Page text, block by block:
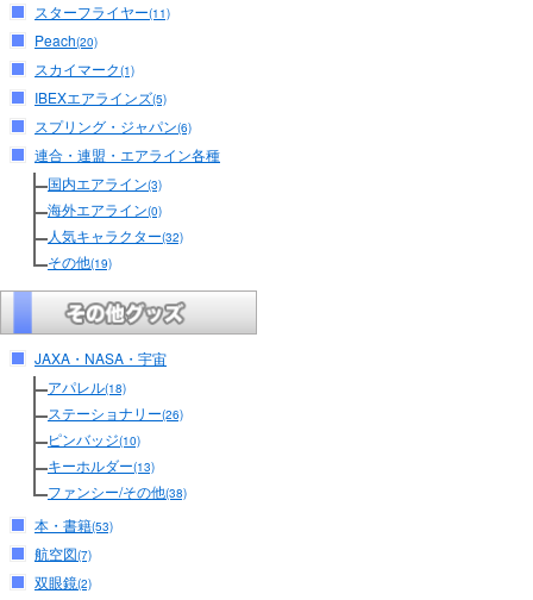
スターフライヤー(11)
Peach(20)
スカイマーク(1)
IBEXエアラインズ(5)
スプリング・ジャパン(6)
連合・連盟・エアライン各種
国内エアライン(3)
海外エアライン(0)
人気キャラクター(32)
その他(19)
JAXA・NASA・宇宙
アパレル(18)
ステーショナリー(26)
ピンバッジ(10)
キーホルダー(13)
ファンシー/その他(38)
本・書籍(53)
航空図(7)
双眼鏡(2)